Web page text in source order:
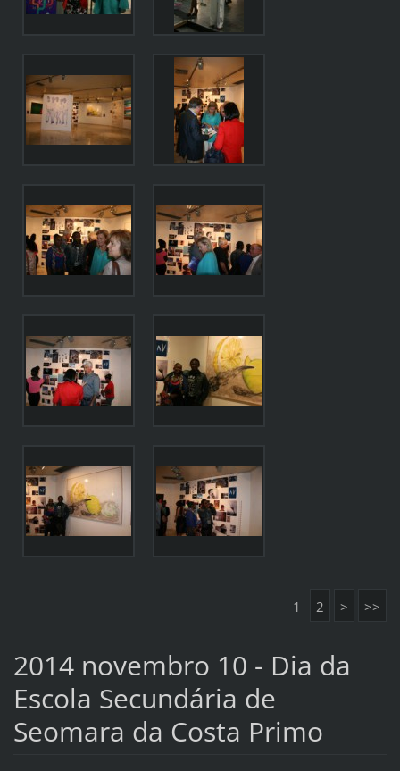
1 2 > >>
2014 novembro 10 - Dia da
Escola Secundária de
Seomara da Costa Primo